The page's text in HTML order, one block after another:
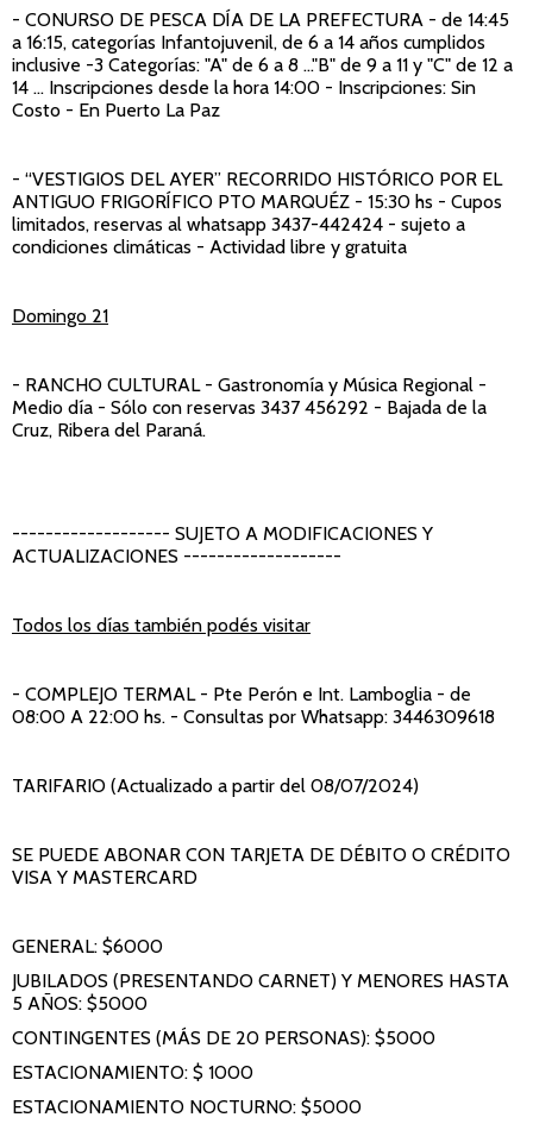
- CONURSO DE PESCA DÍA DE LA PREFECTURA - de 14:45
a 16:15, categorías Infantojuvenil, de 6 a 14 años cumplidos
inclusive -3 Categorías: "A" de 6 a 8 ..."B" de 9 a 11 y "C" de 12 a
14 ... Inscripciones desde la hora 14:00 - Inscripciones: Sin
Costo - En Puerto La Paz
- “VESTIGIOS DEL AYER” RECORRIDO HISTÓRICO POR EL
ANTIGUO FRIGORÍFICO PTO MARQUÉZ - 15:30 hs - Cupos
limitados, reservas al whatsapp 3437-442424 - sujeto a
condiciones climáticas - Actividad libre y gratuita
Domingo 21
- RANCHO CULTURAL- Gastronomía y Música Regional -
Medio día - Sólo con reservas 3437 456292 - Bajada de la
Cruz, Ribera del Paraná.
------------------- SUJETO A MODIFICACIONES Y
ACTUALIZACIONES -------------------
Todos los días también podés visitar
- COMPLEJO TERMAL- Pte Perón e Int. Lamboglia - de
08:00 A 22:00 hs. - Consultas por Whatsapp: 3446309618
TARIFARIO (Actualizado a partir del 08/07/2024)
SE PUEDE ABONAR CON TARJETA DE DÉBITO O CRÉDITO
VISA Y MASTERCARD
GENERAL: $6000
JUBILADOS (PRESENTANDO CARNET) Y MENORES HASTA
5 AÑOS: $5000
CONTINGENTES (MÁS DE 20 PERSONAS): $5000
ESTACIONAMIENTO: $ 1000
ESTACIONAMIENTO NOCTURNO: $5000